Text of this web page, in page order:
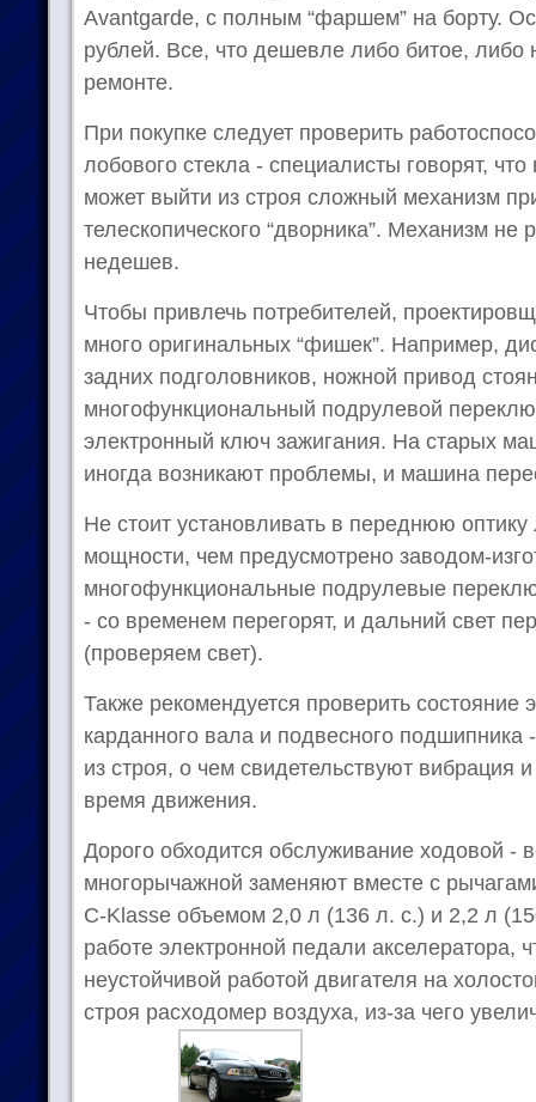
Avantgarde, с полным “фаршем” на борту.
рублей. Все, что дешевле либо битое, либо
ремонте.
При покупке следует проверить
лобового стекла - специалисты говорят,
может выйти из строя сложный механизм
телескопического “дворника”. Механизм
недешев.
Чтобы привлечь потребителей,
много оригинальных “фишек”. Например,
задних подголовников, ножной привод
многофункциональный подрулевой
электронный ключ зажигания. На старых
иногда возникают проблемы, и машина
Не стоит установливать в переднюю
мощности, чем предусмотрено заводом-
многофункциональные подрулевые
- со временем перегорят, и дальний свет
(проверяем свет).
Также рекомендуется проверить состояние
карданного вала и подвесного
из строя, о чем свидетельствуют вибрация
время движения.
Дорого обходится обслуживание ходовой -
многорычажной заменяют вместе с
С-Klasse объемом 2,0 л (136 л. с.) и 2,2 л
работе электронной педали акселератора,
неустойчивой работой двигателя на
строя расходомер воздуха, из-за чего